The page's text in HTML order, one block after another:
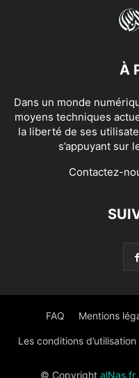
À
Dans un monde
moyens techniques
la liberté de ses
s’appuyant sur
Contactez-
FAQ Mentions
Les conditions d’utilisation
© Copyright alNas.fr